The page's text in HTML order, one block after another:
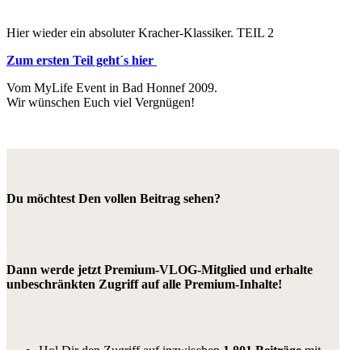
Hier wieder ein absoluter Kracher-Klassiker. TEIL 2
Zum ersten Teil geht´s hier
Vom MyLife Event in Bad Honnef 2009.
Wir wünschen Euch viel Vergnügen!
Du möchtest Den vollen Beitrag sehen?
Dann werde jetzt Premium-VLOG-Mitglied und erhalte
unbeschränkten Zugriff auf alle Premium-Inhalte!